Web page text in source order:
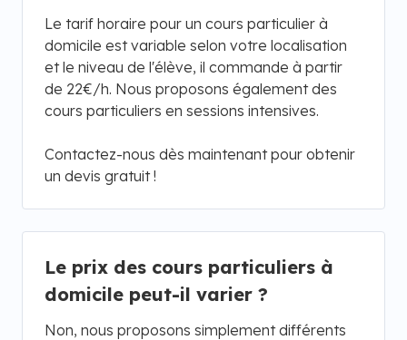
Le tarif horaire pour un cours particulier à
domicile est variable selon votre localisation
et le niveau de l'élève, il commande à partir
de 22€/h. Nous proposons également des
cours particuliers en sessions intensives.
Contactez-nous dès maintenant pour obtenir
un devis gratuit !
Le prix des cours particuliers à
domicile peut-il varier ?
Non, nous proposons simplement différents